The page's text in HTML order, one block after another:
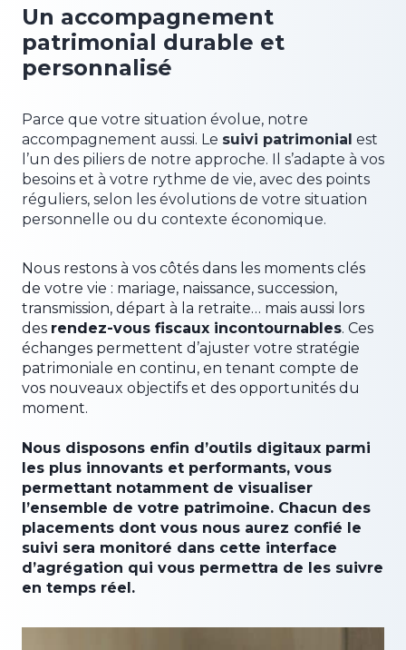
Un accompagnement
patrimonial durable et
personnalisé
Parce que votre situation évolue, notre
accompagnement aussi. Le suivi patrimonial est
l’un des piliers de notre approche. Il s’adapte à vos
besoins et à votre rythme de vie, avec des points
réguliers, selon les évolutions de votre situation
personnelle ou du contexte économique.
Nous restons à vos côtés dans les moments clés
de votre vie : mariage, naissance, succession,
transmission, départ à la retraite… mais aussi lors
des rendez-vous fiscaux incontournables. Ces
échanges permettent d’ajuster votre stratégie
patrimoniale en continu, en tenant compte de
vos nouveaux objectifs et des opportunités du
moment.
Nous disposons enfin d’outils digitaux parmi
les plus innovants et performants, vous
permettant notamment de visualiser
l’ensemble de votre patrimoine. Chacun des
placements dont vous nous aurez confié le
suivi sera monitoré dans cette interface
d’agrégation qui vous permettra de les suivre
en temps réel.